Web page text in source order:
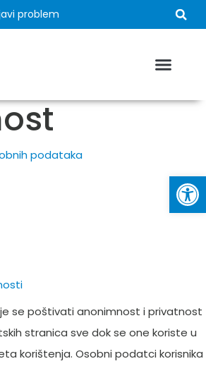
problem
podataka
se poštivati anonimnost i privatnost
stranica sve dok se one koriste u
korištenja. Osobni podatci korisnika